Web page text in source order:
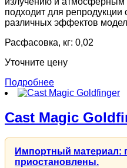
подходит для репродукции
различных эффектов
Расфасовка, кг: 0,02
Уточните цену
Подробнее
Cast Magic
Импортный материал:
приостановлены.